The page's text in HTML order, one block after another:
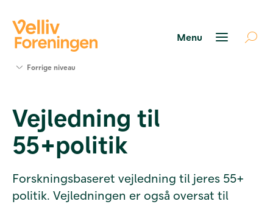
Værktøjer
og viden
Om Velliv
Foreningen
os
Forrige niveau
Vejledning til
55+politik
Forskningsbaseret vejledning til jeres 55+
politik. Vejledningen er også oversat til